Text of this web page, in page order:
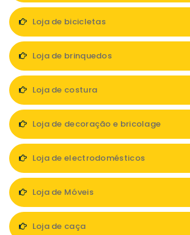
Loja de bicicletas
Loja de brinquedos
Loja de costura
Loja de decoração e bricolage
Loja de electrodomésticos
Loja de Móveis
Loja de caça